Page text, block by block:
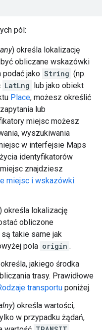
pól:
) określa lokalizację
obliczane wskazówki
podać jako String (np.
LatLng
lub jako obiekt
Place, możesz określić
lub
miejsc możesz
wyszukiwania
w interfejsie Maps
identyfikatorów
znajdziesz
miejsc i wskazówki
) określa lokalizację
obliczone
takie same jak
pola origin .
jakiego środka
trasy. Prawidłowe
transportu poniżej.
) określa wartości,
w przypadku żądań,